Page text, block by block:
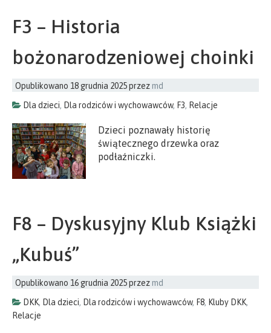
F3 – Historia
bożonarodzeniowej choinki
Opublikowano 18 grudnia 2025przezmd
Dla dzieci, Dla rodziców i wychowawców, F3, Relacje
Dzieci poznawały historię
świątecznego drzewka oraz
podłaźniczki.
F8 – Dyskusyjny Klub Książki
„Kubuś”
Opublikowano 16 grudnia 2025przezmd
DKK, Dla dzieci, Dla rodziców i wychowawców, F8, Kluby DKK,
Relacje